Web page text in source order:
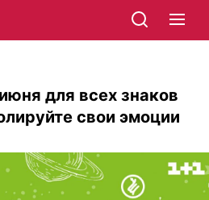
для всех знаков
свои эмоции